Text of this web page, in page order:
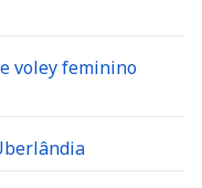
voley feminino